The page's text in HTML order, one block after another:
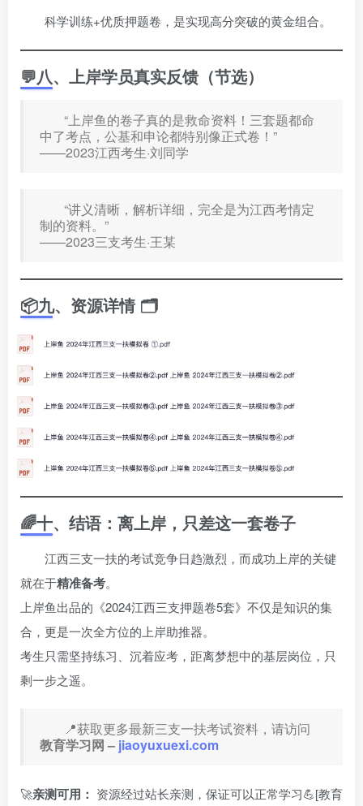
科学训练+优质押题卷，是实现高分突破的黄金组合。
💬八、上岸学员真实反馈（节选）
“上岸鱼的卷子真的是救命资料！三套题都命
中了考点，公基和申论都特别像正式卷！”
——2023江西考生·刘同学
“讲义清晰，解析详细，完全是为江西考情定
制的资料。”
——2023三支考生·王某
📦九、资源详情 🗂️
🌈十、结语：离上岸，只差这一套卷子
江西三支一扶的考试竞争日趋激烈，而成功上岸的关键
就在于精准备考。
上岸鱼出品的《2024江西三支押题卷5套》不仅是知识的集
合，更是一次全方位的上岸助推器。
考生只需坚持练习、沉着应考，距离梦想中的基层岗位，只
剩一步之遥。
📍获取更多最新三支一扶考试资料，请访问
教育学习网 – jiaoyuxuexi.com
🚀亲测可用： 资源经过站长亲测，保证可以正常学习💪[教育